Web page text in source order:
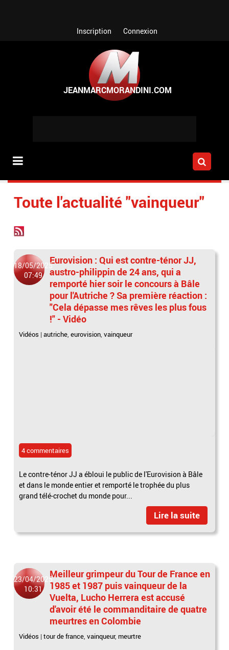
Inscription Connexion
Toute l'actualité "vainqueur"
18/05/2025
07:49
Eurovision : Qui est contre-ténor JJ,
austro-philippin de 24 ans, qui a
remporté hier soir le concours à Bâle
pour l'Autriche ? Sa première réaction :
"Cela dépasse mes rêves les plus fous
!" - Vidéo
Vidéos |autriche,eurovision,vainqueur
4 commentaires
Le contre-ténor JJ a ébloui le public de l'Eurovision à Bâle
et dans le monde entier et remporté le trophée du plus
grand télé-crochet du monde pour...
Lire la suite
23/04/2025
10:31
Meilleur grimpeur du Tour de France en
1985 et 1987 puis vainqueur de la
Vuelta, Lucho Herrera est accusé
d'avoir été le commanditaire de quatre
meurtres en Colombie
Vidéos |tour de france,vainqueur, meurtre